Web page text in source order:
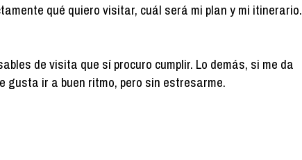
qué quiero visitar, cuál será mi plan y mi itinerario.
de visita que sí procuro cumplir. Lo demás, si me da
gusta ir a buen ritmo, pero sin estresarme.